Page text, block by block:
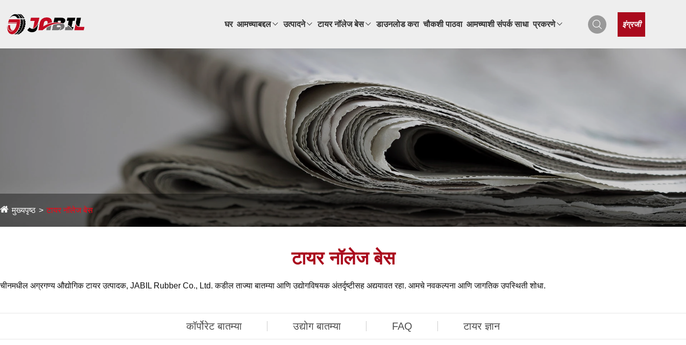
घर आमच्याबद्दल उत्पादने टायर नॉलेज बेस डाउनलोड करा चौकशी पाठवा आमच्याशी संपर्क साधा प्रकरणे इंग्रजी
मुख्यपृष्ठ टायर नॉलेज बेस
टायर नॉलेज बेस
चीनमधील अग्रगण्य औद्योगिक टायर उत्पादक, JABIL Rubber Co., Ltd. कडील ताज्या बातम्या आणि उद्योगविषयक अंतर्दृष्टीसह अद्ययावत रहा. आमचे नवकल्पना आणि जागतिक उपस्थिती शोधा.
कॉर्पोरेट बातम्या उद्योग बातम्या FAQ टायर ज्ञान